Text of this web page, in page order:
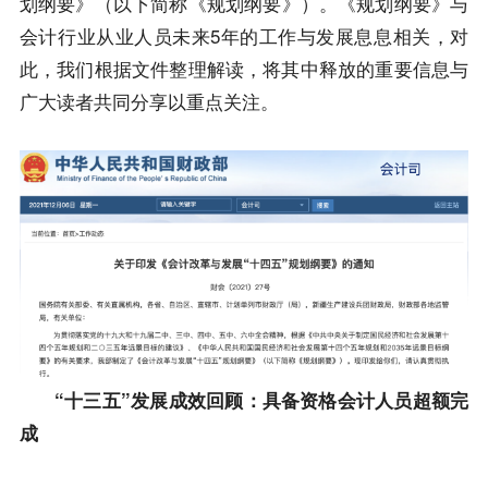
会计行业从业人员未来5年的工作与发展息息相关 ，对
此 ，我们根据文件整理解读 ，将其中释放的重要信息与
广大读者共同分享以重点关注。
“十三五”发展成效回顾 ： 具备资格会计人员超额完
成